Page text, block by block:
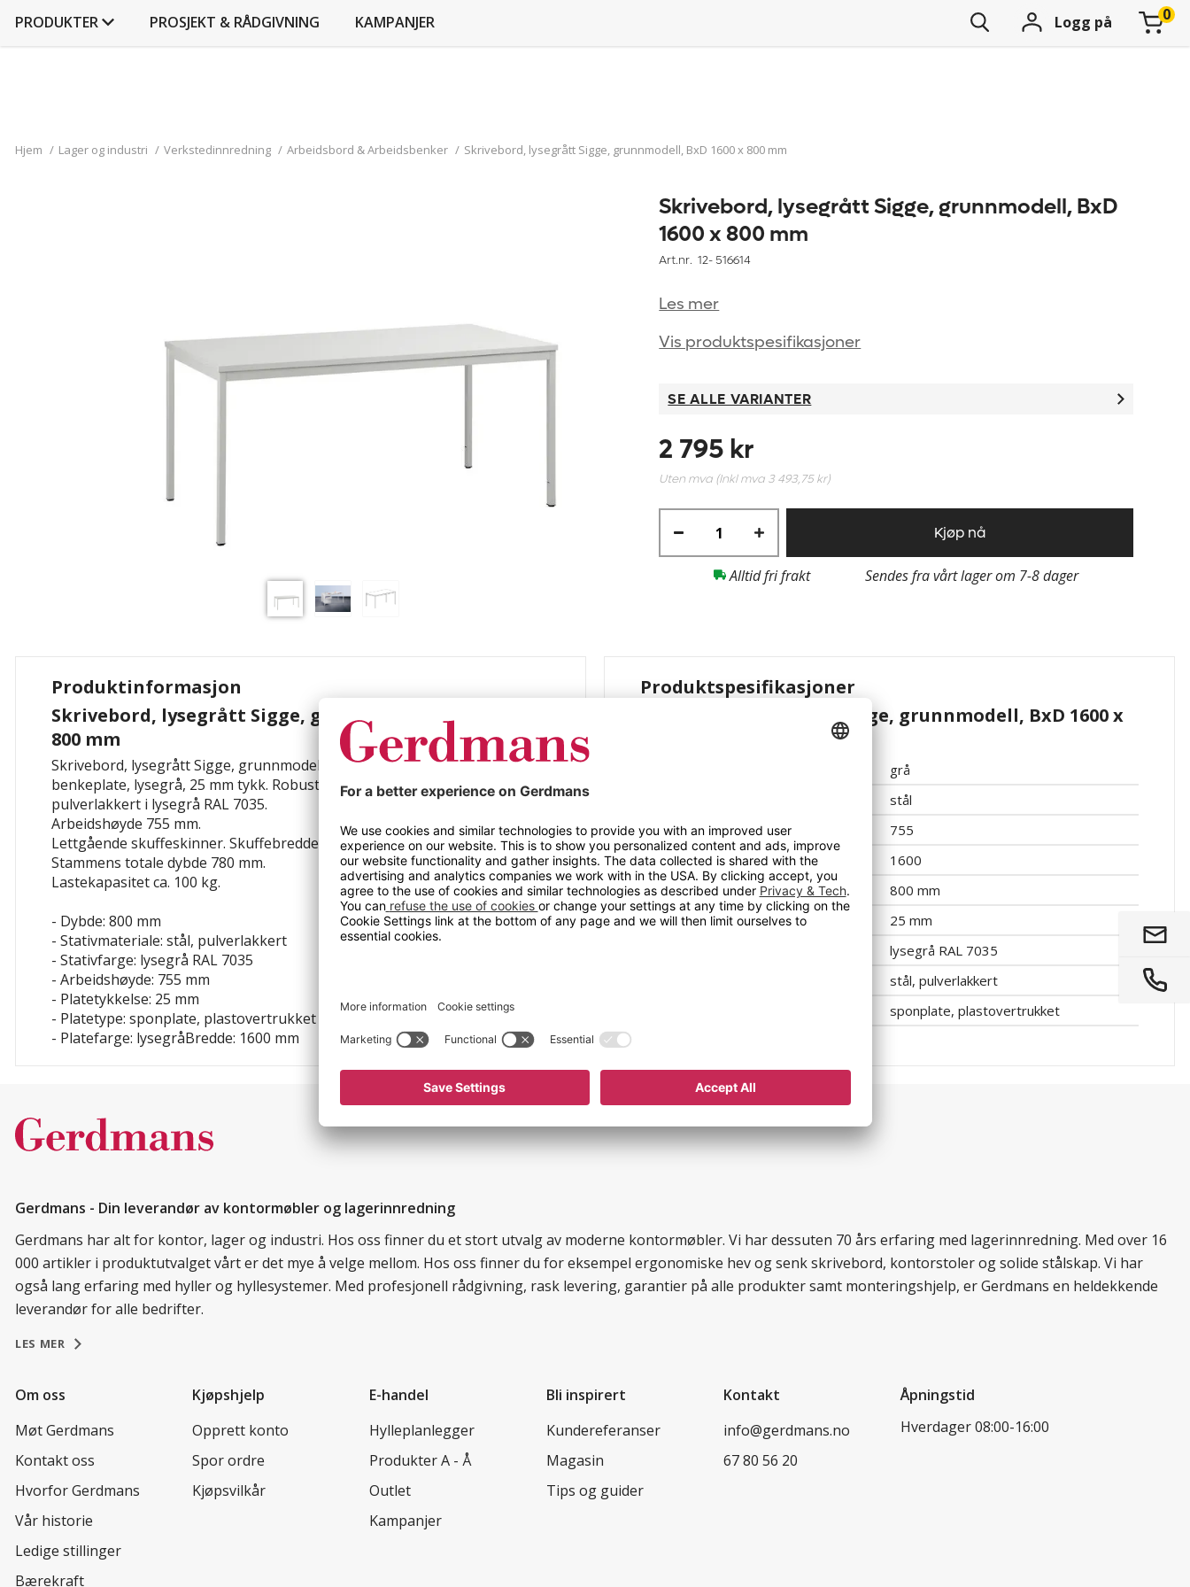
PRODUKTER PROSJEKT & RÅDGIVNING KAMPANJER Logg på
Hjem / Lager og industri / Verkstedinnredning / Arbeidsbord & Arbeidsbenker / Skrivebord, lysegrått Sigge, grunnmodell, BxD 1600 x 800 mm
Skrivebord, lysegrått Sigge, grunnmodell, BxD
1600 x 800 mm
Art.nr. 12- 516614
Les mer
Vis produktspesifikasjoner
SE ALLE VARIANTER
2 795 kr
Uten mva (Inkl mva 3 493,75 kr)
Kjøp nå
Alltid fri frakt Sendes fra vårt lager om 7-8 dager
Produktinformasjon
Skrivebord, lysegrått Sigge, grunnmodell, BxD 1600 x
800 mm
Skrivebord, lysegrått Sigge, grunnmodell, BxD 1600 x 800 mm. Plastbelagt
benkeplate, lysegrå, 25 mm tykk. Robust understell av firkantrør,
pulverlakkert i lysegrå RAL 7035.
Arbeidshøyde 755 mm.
Lettgående skuffeskinner. Skuffebredde x dybde 460 x 570 mm.
Stammens totale dybde 780 mm.
Lastekapasitet ca. 100 kg.
- Dybde: 800 mm
- Stativmateriale: stål, pulverlakkert
- Stativfarge: lysegrå RAL 7035
- Arbeidshøyde: 755 mm
- Platetykkelse: 25 mm
- Platetype: sponplate, plastovertrukket
- Platefarge: lysegråBredde: 1600 mm
Produktspesifikasjoner
Skrivebord, lysegrått Sigge, grunnmodell, BxD 1600 x
grå
stål
Høyde (mm)
755
Bredde (mm)
1600
Dybde
800 mm
Tykkelse
25 mm
lysegrå RAL 7035
stål, pulverlakkert
sponplate, plastovertrukket
Gerdmans - Din leverandør av kontormøbler og lagerinnredning
Gerdmans har alt for kontor, lager og industri. Hos oss finner du et stort utvalg av moderne kontormøbler. Vi har dessuten 70 års erfaring med lagerinnredning. Med over 16
000 artikler i produktutvalget vårt er det mye å velge mellom. Hos oss finner du for eksempel ergonomiske hev og senk skrivebord, kontorstoler og solide stålskap. Vi har
også lang erfaring med hyller og hyllesystemer. Med profesjonell rådgivning, rask levering, garantier på alle produkter samt monteringshjelp, er Gerdmans en heldekkende
leverandør for alle bedrifter.
LES MER
Om oss
Møt Gerdmans
Kontakt oss
Hvorfor Gerdmans
Vår historie
Ledige stillinger
Bærekraft
Kjøpshjelp
Opprett konto
Spor ordre
Kjøpsvilkår
E-handel
Hylleplanlegger
Produkter A - Å
Outlet
Kampanjer
Bli inspirert
Kundereferanser
Magasin
Tips og guider
Kontakt
info@gerdmans.no
67 80 56 20
Åpningstid
Hverdager 08:00-16:00